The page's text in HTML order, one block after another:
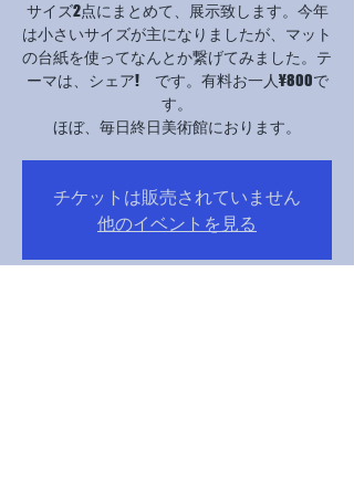
サイズ2点にまとめて、展示致します。今年
は小さいサイズが主になりましたが、マット
の台紙を使ってなんとか繋げてみました。テ
ーマは、シェア! です。有料お一人¥800で
す。
ほぼ、毎日終日美術館におります。
チケットは販売されていません
他のイベントを見る